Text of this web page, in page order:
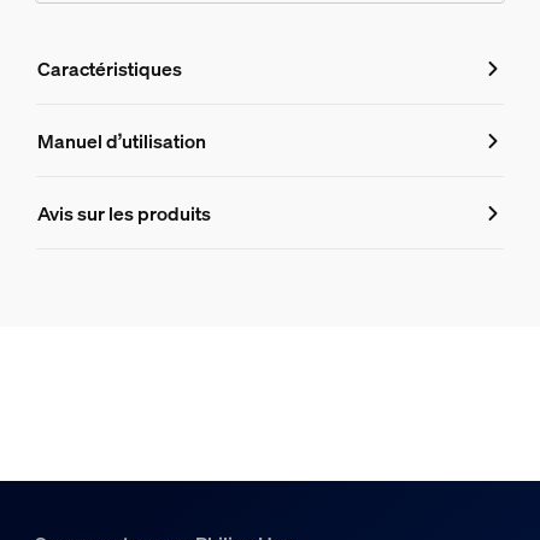
Caractéristiques
Caractéristiques
8719514407862
Durée de vie
Manuel d’utilisation
Avis sur les produits